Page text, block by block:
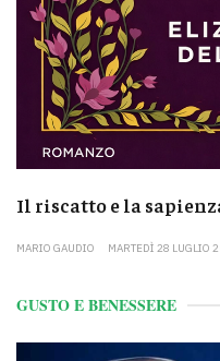
Il riscatto e la
MARIO GAUDIO MARTEDÌ 28 LUGLIO
GUSTO E BENESSERE